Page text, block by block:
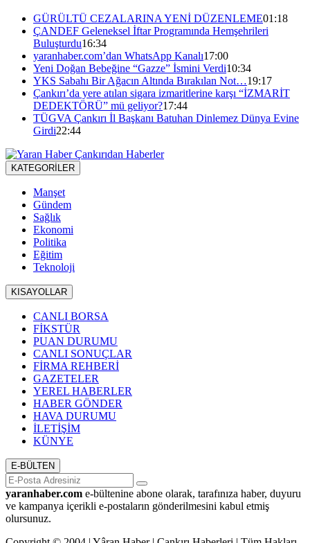
GÜRÜLTÜ CEZALARINA YENİ DÜZENLEME01:18
ÇANDEF Geleneksel İftar Programında Hemşehrileri
Buluşturdu16:34
yaranhaber.com’dan WhatsApp Kanalı17:00
Yeni Doğan Bebeğine “Gazze” İsmini Verdi10:34
YKS Sabahı Bir Ağacın Altında Bırakılan Not…19:17
Çankırı’da yere atılan sigara izmaritlerine karşı “İZMARİT
DEDEKTÖRÜ” mü geliyor?17:44
TÜGVA Çankırı İl Başkanı Batuhan Dinlemez Dünya Evine
Girdi22:44
KATEGORİLER
Manşet
Gündem
Sağlık
Ekonomi
Politika
Eğitim
Teknoloji
KISAYOLLAR
CANLI BORSA
FİKSTÜR
PUAN DURUMU
CANLI SONUÇLAR
FİRMA REHBERİ
GAZETELER
YEREL HABERLER
HABER GÖNDER
HAVA DURUMU
İLETİŞİM
KÜNYE
E-BÜLTEN
yaranhaber.com e-bültenine abone olarak, tarafınıza haber, duyuru
ve kampanya içerikli e-postaların gönderilmesini kabul etmiş
olursunuz.